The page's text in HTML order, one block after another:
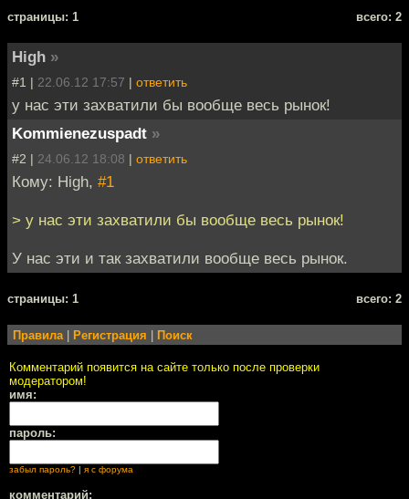
cтраницы: 1 всего: 2
High »
#1 | 22.06.12 17:57 | ответить
у нас эти захватили бы вообще весь рынок!
Kommienezuspadt »
#2 | 24.06.12 18:08 | ответить
Кому: High, #1
> у нас эти захватили бы вообще весь рынок!
У нас эти и так захватили вообще весь рынок.
cтраницы: 1 всего: 2
Правила Регистрация Поиск
Комментарий появится на сайте только после проверки
модератором!
имя:
пароль:
забыл пароль? | я с форума
комментарий: